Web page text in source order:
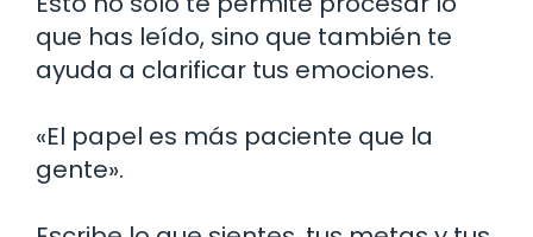
que has leído, sino que también te
ayuda a clarificar tus emociones.
«El papel es más paciente que la
gente».